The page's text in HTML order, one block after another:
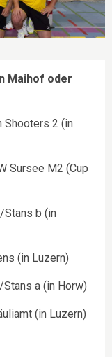
Maihof oder
Shooters 2 (in
Sursee M2 (Cup
Stans b (in
(in Luzern)
Stans a (in Horw)
(in Luzern)